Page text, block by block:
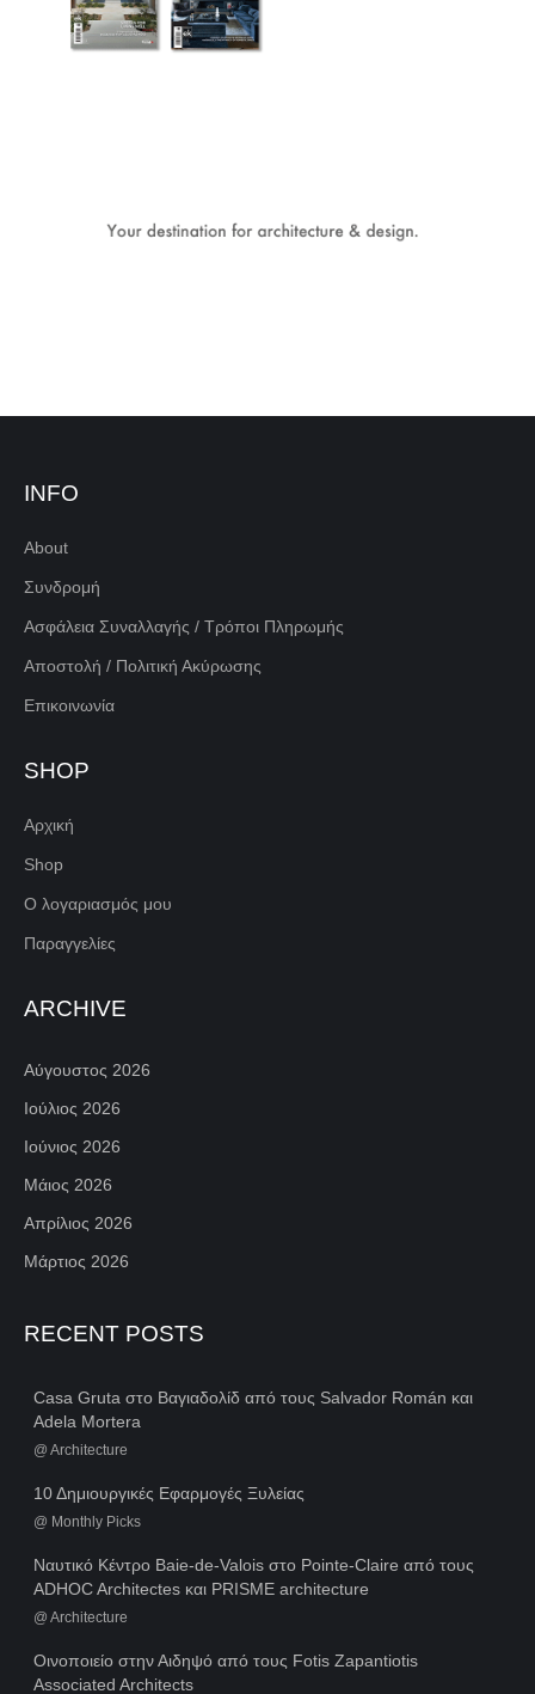
INFO
About
Συνδρομή
Ασφάλεια Συναλλαγής / Τρόποι Πληρωμής
Αποστολή / Πολιτική Ακύρωσης
Επικοινωνία
SHOP
Αρχική
Shop
Ο λογαριασμός μου
Παραγγελίες
ARCHIVE
Αύγουστος 2026
Ιούλιος 2026
Ιούνιος 2026
Μάιος 2026
Απρίλιος 2026
Μάρτιος 2026
RECENT POSTS
Casa Gruta στο Βαγιαδολίδ από τους Salvador Román και
Adela Mortera
@ Architecture
10 Δημιουργικές Εφαρμογές Ξυλείας
@ Monthly Picks
Ναυτικό Κέντρο Baie-de-Valois στο Pointe-Claire από τους
ADHOC Architectes και PRISME architecture
@ Architecture
Οινοποιείο στην Αιδηψό από τους Fotis Zapantiotis
Associated Architects